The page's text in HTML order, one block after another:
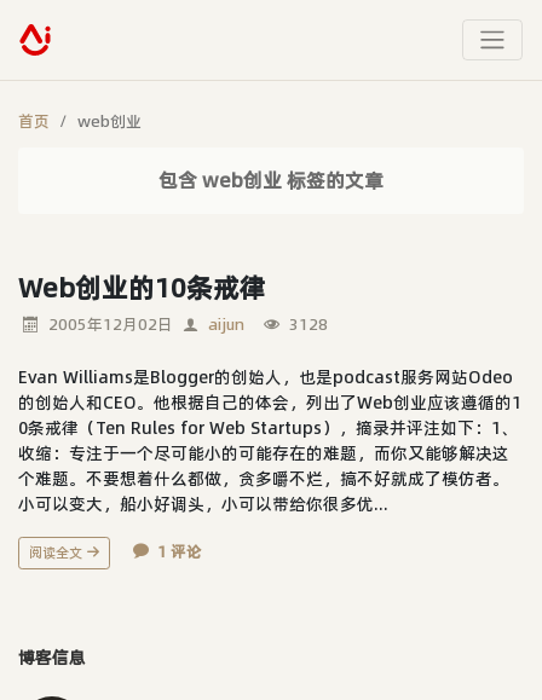
首页 web创业
包含 web创业 标签的文章
Web创业的10条戒律
2005年12月02日 aijun 3128
Evan Williams是Blogger的创始人，也是podcast服务网站Odeo
的创始人和CEO。他根据自己的体会，列出了Web创业应该遵循的1
0条戒律（Ten Rules for Web Startups），摘录并评注如下：1、
收缩：专注于一个尽可能小的可能存在的难题，而你又能够解决这
个难题。不要想着什么都做，贪多嚼不烂，搞不好就成了模仿者。
小可以变大，船小好调头，小可以带给你很多优...
阅读全文 1 评论
博客信息